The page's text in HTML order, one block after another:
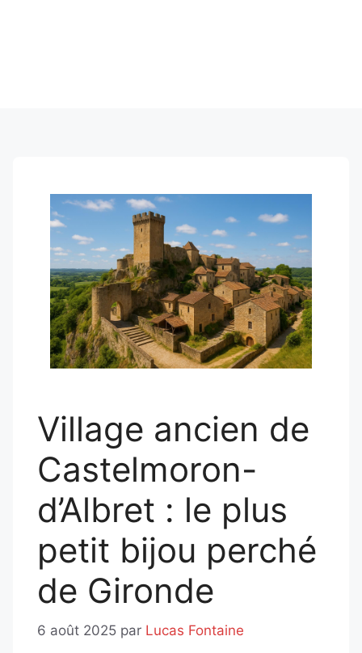
Village ancien de
Castelmoron-
d’Albret : le plus
petit bijou perché
de Gironde
6 août 2025 par Lucas Fontaine